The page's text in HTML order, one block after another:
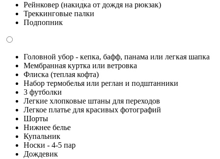
Рейнковер (накидка от дождя на рюкзак)
Треккинговые палки
Подпопник
Головной убор - кепка, бафф, панама или легкая шапка
Мембранная куртка или ветровка
Флиска (теплая кофта)
Набор термобелья или реглан и подштанники
3 футболки
Легкие хлопковые штаны для переходов
Легкое платье для красивых фотографий
Шорты
Нижнее белье
Купальник
Носки - 4-5 пар
Дождевик